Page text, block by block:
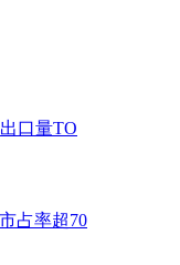
口量TO
占率超70